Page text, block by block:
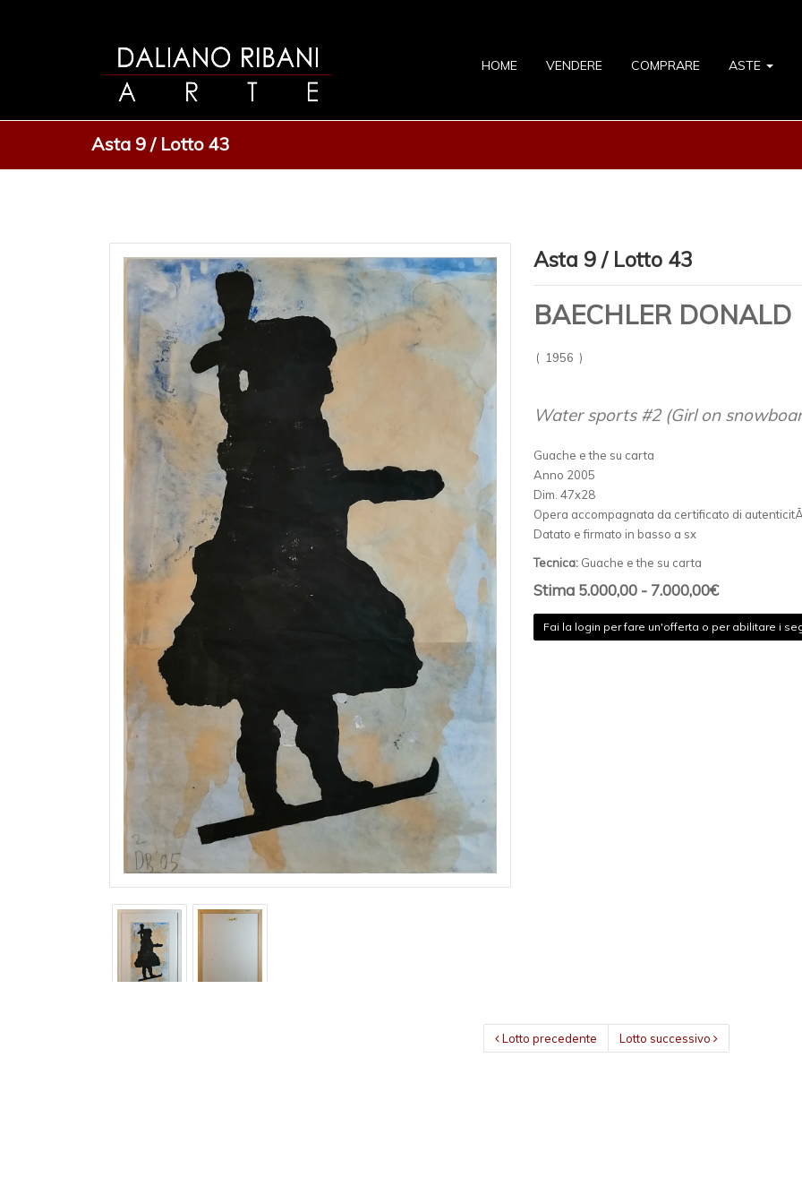
HOME VENDERE COMPRARE ASTE
Asta 9 / Lotto 43
Asta 9 / Lotto 43
BAECHLER DONALD
( 1956 )
Water sports #2 (Girl on
Guache e the su carta
Anno 2005
Dim. 47x28
Opera accompagnata da certificato di autenticitÃ
Datato e firmato in basso a sx
Tecnica: Guache e the su carta
Stima 5.000,00 - 7.000,00€
Fai la login per fare un'offerta o per abilitare i
Lotto precedente Lotto successivo